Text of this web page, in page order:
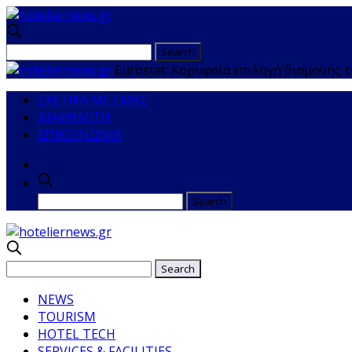
Eurostat: Κορυφαία επιλογή διαμονής
ΣΧΕΤΙΚΑ ΜΕ ΕΜΑΣ
ΔΙΑΦΗΜΙΣΗ
ΕΠΙΚΟΙΝΩΝΙΑ
NEWS
TOURISM
HOTEL TECH